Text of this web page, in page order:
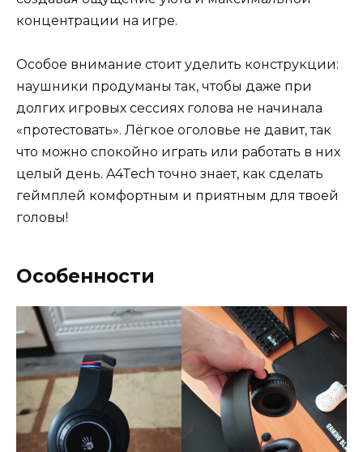
концентрации на игре.
Особое внимание стоит уделить конструкции:
наушники продуманы так, чтобы даже при
долгих игровых сессиях голова не начинала
«протестовать». Лёгкое оголовье не давит, так
что можно спокойно играть или работать в них
целый день. A4Tech точно знает, как сделать
геймплей комфортным и приятным для твоей
головы!
Особенности